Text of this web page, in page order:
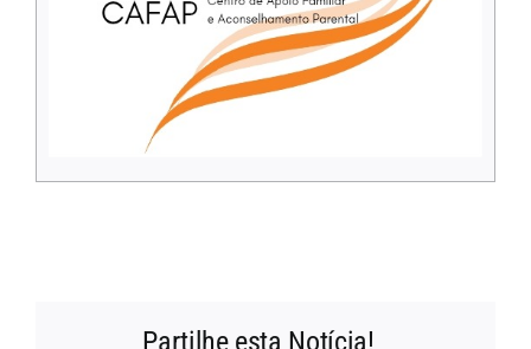
Partilhe esta Notícia!